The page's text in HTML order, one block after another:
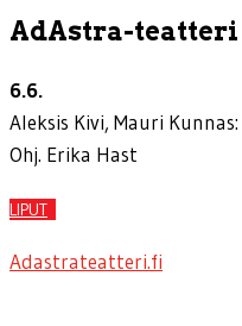
AdAstra-teatteri
6.6.
Aleksis Kivi, Mauri Kunnas:
Ohj. Erika Hast
LIPUT
Adastrateatteri.fi